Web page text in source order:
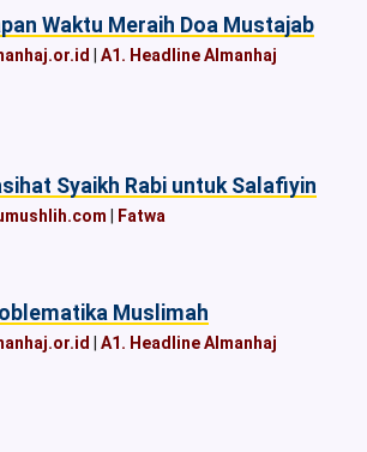
Waktu Meraih Doa Mustajab
A1. Headline Almanhaj
Syaikh Rabi untuk Salafiyin
Fatwa
Muslimah
A1. Headline Almanhaj